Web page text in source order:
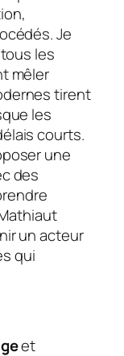
Je
les
mêler
tirent
les
courts.
une
des
un acteur
qui
et